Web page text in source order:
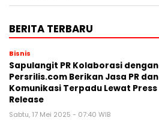
BERITA TERBARU
Bisnis
Sapulangit PR Kolaborasi dengan
Persrilis.com Berikan Jasa PR dan
Komunikasi Terpadu Lewat Press
Release
Sabtu, 17 Mei 2025 - 07:40 WIB